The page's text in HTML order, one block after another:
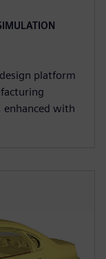
platform
with